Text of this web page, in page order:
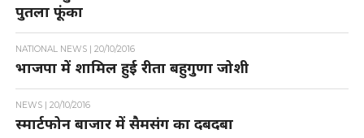
पुतला फूंका
NATIONAL NEWS | 20/10/2016
भाजपा में शामिल हुई रीता बहुगुणा जोशी
NEWS | 20/10/2016
स्मार्टफोन बाजार में सैमसंग का दबदबा